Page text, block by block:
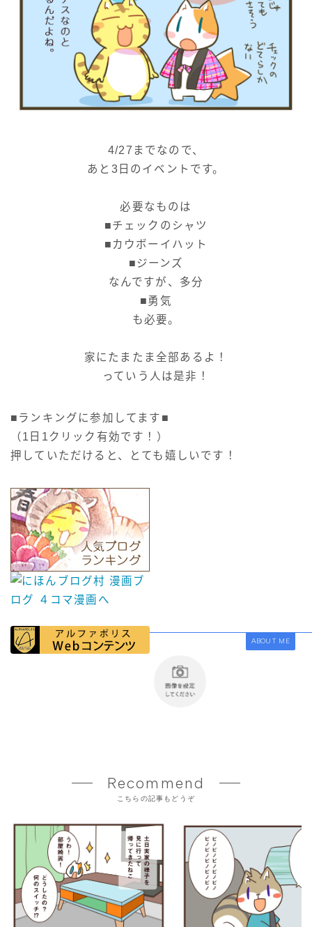
4/27までなので、
あと3日のイベントです。
必要なものは
■チェックのシャツ
■カウボーイハット
■ジーンズ
なんですが、多分
■勇気
も必要。
家にたまたま全部あるよ！
っていう人は是非！
■ランキングに参加してます■
（1日1クリック有効です！）
押していただけると、とても嬉しいです！
ABOUT ME
Recommend
こちらの記事もどうぞ